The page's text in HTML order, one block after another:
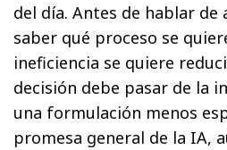
del día. Antes de hablar
saber qué proceso se
ineficiencia se quiere
decisión debe pasar de la
una formulación menos
promesa general de la IA,